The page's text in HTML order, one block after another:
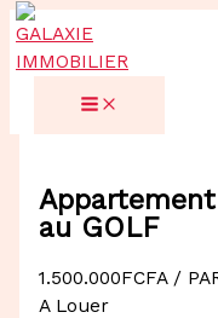
Aller
au
contenu
au GOLF
1.500.000FCFA /
A Louer